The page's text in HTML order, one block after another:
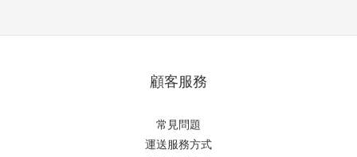
顧客服務
常見問題
運送服務方式